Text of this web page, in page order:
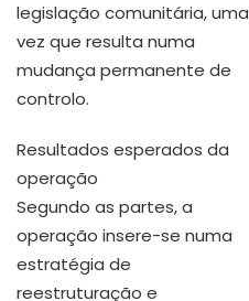
legislação comunitária, uma
vez que resulta numa
mudança permanente de
controlo.
Resultados esperados da
operação
Segundo as partes, a
operação insere-se numa
estratégia de
reestruturação e